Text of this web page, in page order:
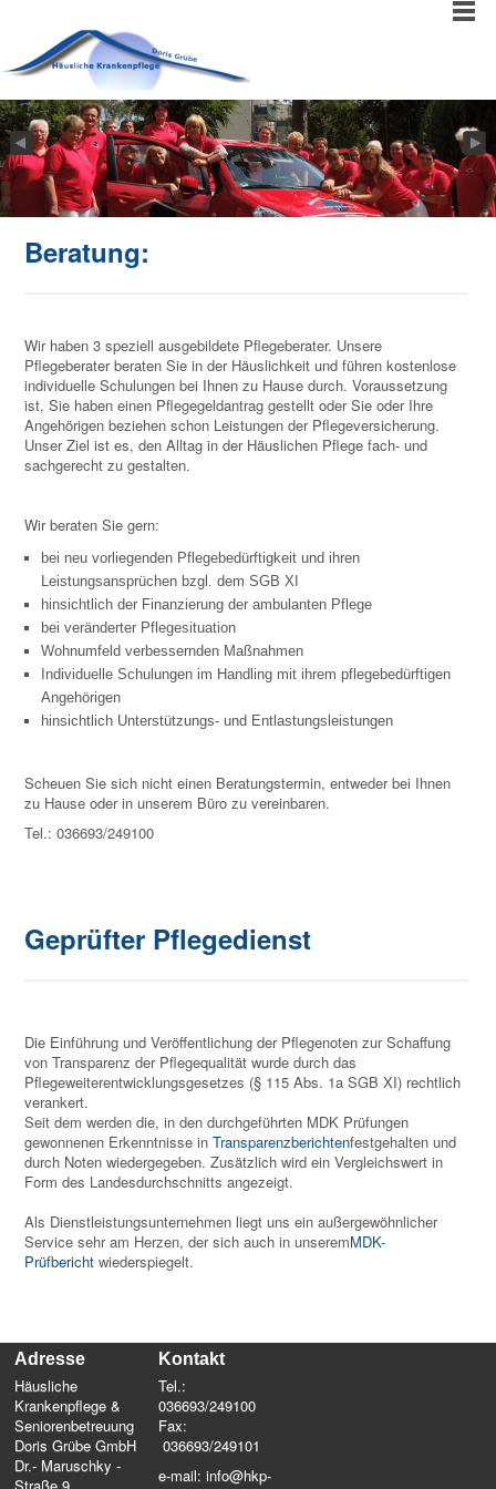
Beratung:
Wir haben 3 speziell ausgebildete Pflegeberater. Unsere
Pflegeberater beraten Sie in der Häuslichkeit und führen kostenlose
individuelle Schulungen bei Ihnen zu Hause durch. Voraussetzung
ist, Sie haben einen Pflegegeldantrag gestellt oder Sie oder Ihre
Angehörigen beziehen schon Leistungen der Pflegeversicherung.
Unser Ziel ist es, den Alltag in der Häuslichen Pflege fach- und
sachgerecht zu gestalten.
Wir beraten Sie gern:
bei neu vorliegenden Pflegebedürftigkeit und ihren
Leistungsansprüchen bzgl. dem SGB XI
hinsichtlich der Finanzierung der ambulanten Pflege
bei veränderter Pflegesituation
Wohnumfeld verbessernden Maßnahmen
Individuelle Schulungen im Handling mit ihrem pflegebedürftigen
Angehörigen
hinsichtlich Unterstützungs- und Entlastungsleistungen
Scheuen Sie sich nicht einen Beratungstermin, entweder bei Ihnen
zu Hause oder in unserem Büro zu vereinbaren.
Tel.: 036693/249100
Geprüfter Pflegedienst
Die Einführung und Veröffentlichung der Pflegenoten zur Schaffung
von Transparenz der Pflegequalität wurde durch das
Pflegeweiterentwicklungsgesetzes (§ 115 Abs. 1a SGB XI) rechtlich
verankert.
Seit dem werden die, in den durchgeführten MDK Prüfungen
gewonnenen Erkenntnisse in Transparenzberichtenfestgehalten und
durch Noten wiedergegeben. Zusätzlich wird ein Vergleichswert in
Form des Landesdurchschnitts angezeigt.
Als Dienstleistungsunternehmen liegt uns ein außergewöhnlicher
Service sehr am Herzen, der sich auch in unseremMDK-
Prüfbericht wiederspiegelt.
Adresse
Häusliche
Krankenpflege &
Seniorenbetreuung
Doris Grübe GmbH
Dr.- Maruschky -
Kontakt
Tel.:
036693/249100
Fax:
036693/249101
e-mail: info@hkp-